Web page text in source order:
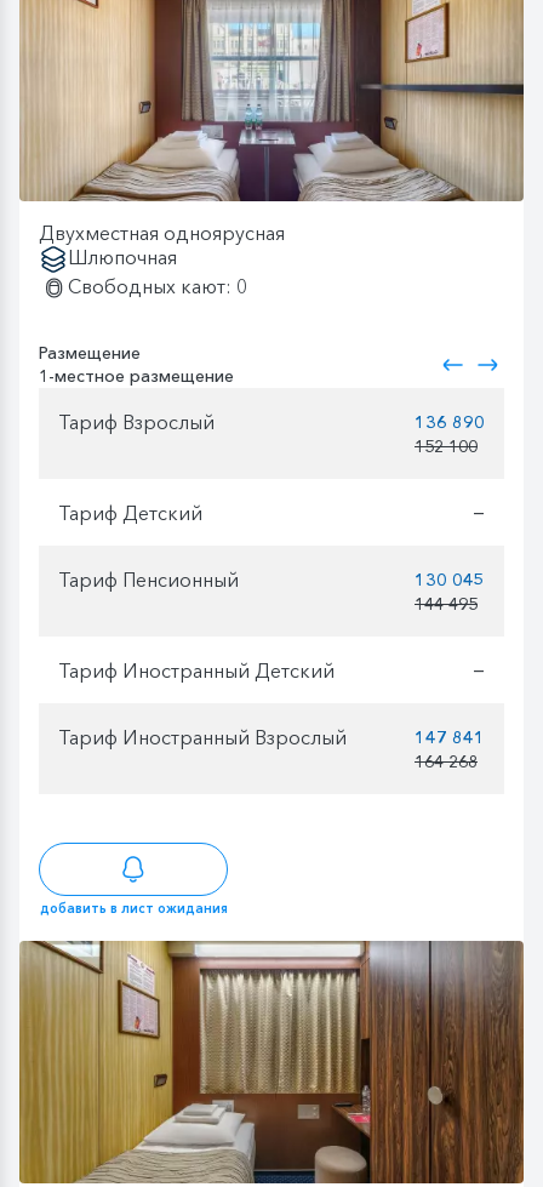
Двухместная одноярусная
Шлюпочная
Свободных кают: 0
Размещение
1-местное размещение
Тариф Взрослый
136 890
152 100
Тариф Детский —
Тариф Пенсионный
130 045
144 495
Тариф Иностранный Детский —
Тариф Иностранный Взрослый
147 841
164 268
добавить в лист ожидания